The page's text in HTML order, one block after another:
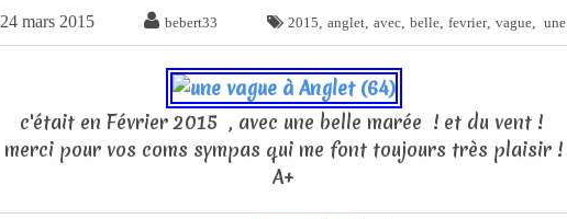
24 mars 2015  bebert33  2015 anglet avec belle fevrier, vague une
c'était en Février 2015 , avec une belle marée ! et du vent !
merci pour vos coms sympas qui me font toujours très plaisir !
A+